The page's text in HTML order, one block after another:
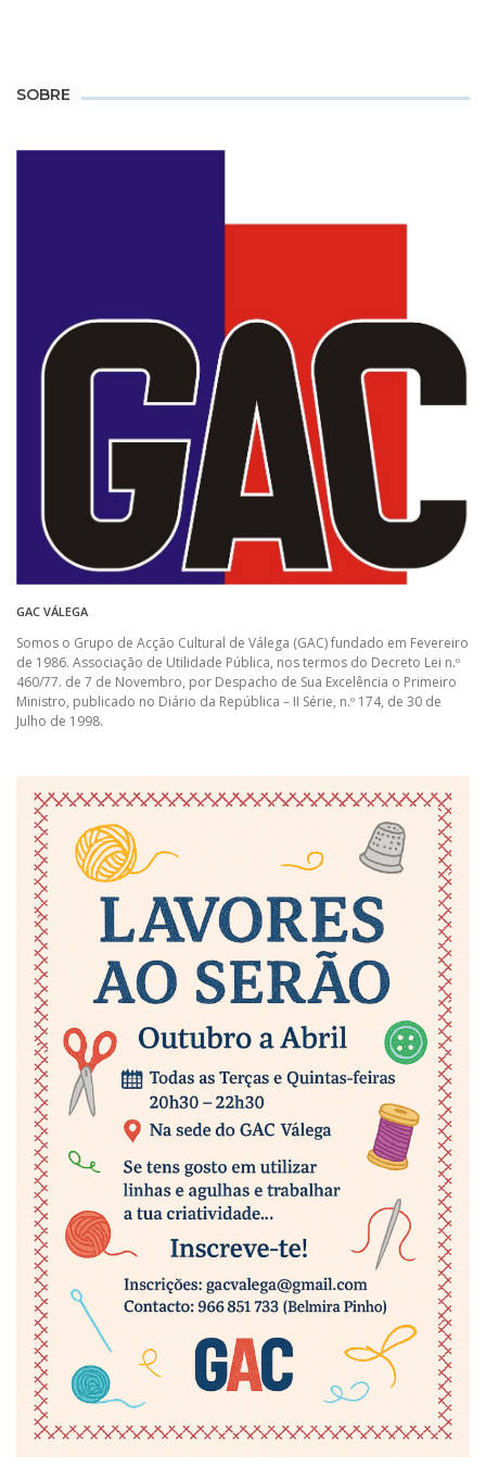
SOBRE
GAC VÁLEGA
Somos o Grupo de Acção Cultural de Válega (GAC) fundado em Fevereiro
de 1986. Associação de Utilidade Pública, nos termos do Decreto Lei n.º
460/77. de 7 de Novembro, por Despacho de Sua Excelência o Primeiro
Ministro, publicado no Diário da República – II Série, n.º 174, de 30 de
Julho de 1998.